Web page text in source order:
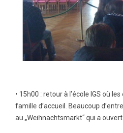
• 15h00 : retour à l’école IGS où
famille d’accueil. Beaucoup
au „Weihnachtsmarkt“ qui a ouvert